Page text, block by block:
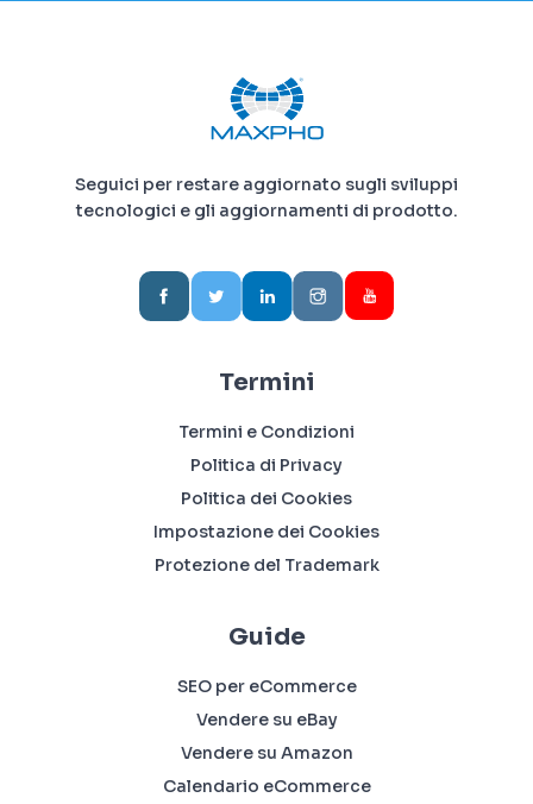
Seguici per restare aggiornato sugli sviluppi
tecnologici e gli aggiornamenti di prodotto.
Termini
Termini e Condizioni
Politica di Privacy
Politica dei Cookies
Impostazione dei Cookies
Protezione del Trademark
Guide
SEO per eCommerce
Vendere su eBay
Vendere su Amazon
Calendario eCommerce